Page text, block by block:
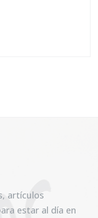
artículos
estar al día en